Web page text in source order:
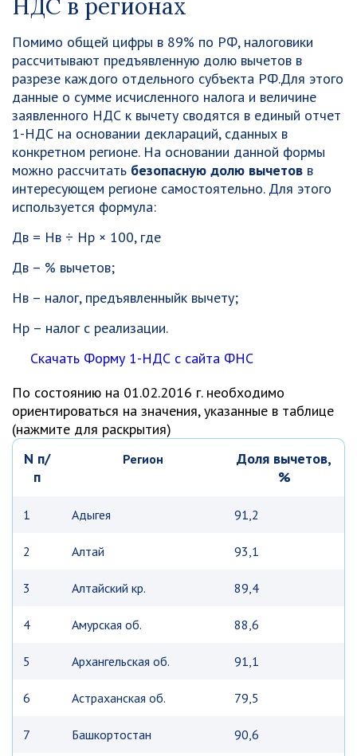
НДС в регионах
Помимо общей цифры в 89% по РФ, налоговики
рассчитывают предъявленную долю вычетов в
разрезе каждого отдельного субъекта РФ.Для этого
данные о сумме исчисленного налога и величине
заявленного НДС к вычету сводятся в единый отчет
1-НДС на основании деклараций, сданных в
конкретном регионе. На основании данной формы
можно рассчитать безопасную долю вычетов в
интересующем регионе самостоятельно. Для этого
используется формула:
Дв = Нв ÷ Нр × 100, где
Дв – % вычетов;
Нв – налог, предъявленныйк вычету;
Нр – налог с реализации.
Скачать Форму 1-НДС с сайта ФНС
По состоянию на 01.02.2016 г. необходимо
ориентироваться на значения, указанные в таблице
(нажмите для раскрытия)
N п/
п
Регион
Доля вычетов,
%
1 Адыгея 91,2
2 Алтай 93,1
3 Алтайский кр. 89,4
4 Амурская об. 88,6
5 Архангельская об. 91,1
6 Астраханская об. 79,5
7 Башкортостан 90,6